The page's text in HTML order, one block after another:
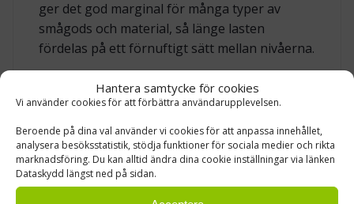
Hantera samtycke för cookies
Vi använder cookies för att förbättra användarupplevelsen.
Beroende på dina val använder vi cookies för att anpassa innehållet,
analysera besöksstatistik, stödja funktioner för sociala medier och rikta
marknadsföring. Du kan alltid ändra dina cookie inställningar via länken
Dataskydd längst ned på sidan.
ger det god marginal för många typer av
smågods och material, så länge lasten
fördelas på ett förnuftigt sätt mellan nivåerna.
FYRA HJUL GÖR BACKVAGNEN LÄTT ATT
FLYTTA
Backvagnen är utrustad med fyra hjul med 100
mm diameter. Hjulen gör det möjligt att flytta
flera backar på en gång, i stället för att bära